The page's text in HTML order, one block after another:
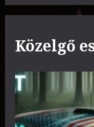
Közelgő